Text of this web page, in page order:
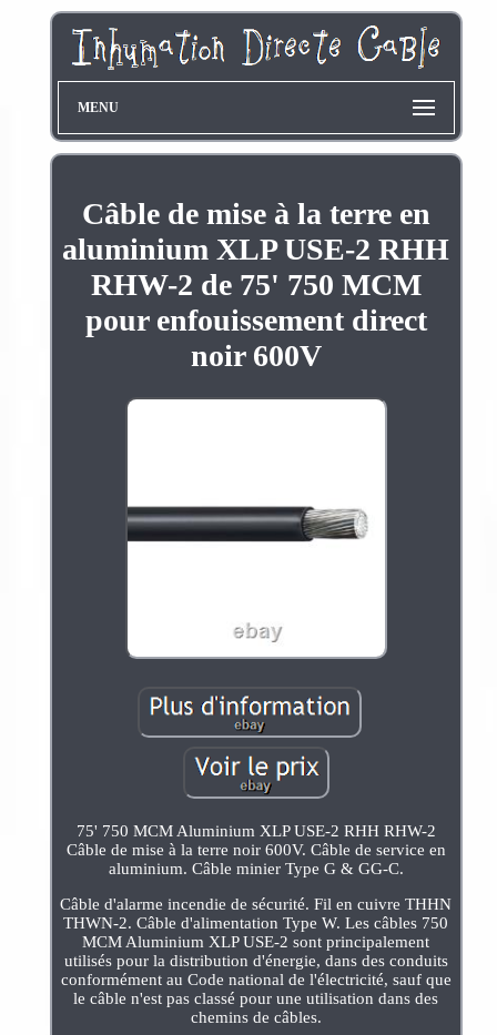
MENU
Câble de mise à la terre en
aluminium XLP USE-2 RHH
RHW-2 de 75' 750 MCM
pour enfouissement direct
noir 600V
75' 750 MCM Aluminium XLP USE-2 RHH RHW-2
Câble de mise à la terre noir 600V. Câble de service en
aluminium. Câble minier Type G & GG-C.
Câble d'alarme incendie de sécurité. Fil en cuivre THHN
THWN-2. Câble d'alimentation Type W. Les câbles 750
MCM Aluminium XLP USE-2 sont principalement
utilisés pour la distribution d'énergie, dans des conduits
conformément au Code national de l'électricité, sauf que
le câble n'est pas classé pour une utilisation dans des
chemins de câbles.